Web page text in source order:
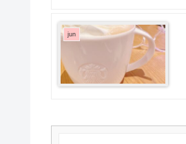
jun